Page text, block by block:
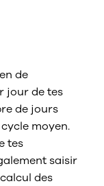
de
jour de tes
de jours
moyen.
tes
saisir
des